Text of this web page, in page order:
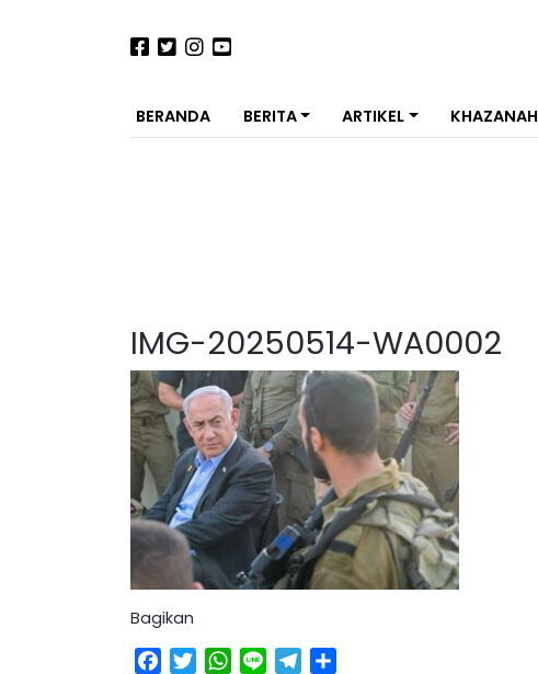
BERANDA BERITA ARTIKEL KHAZANAH
IMG-20250514-WA0002
Bagikan
Facebook
TwitterWhatsApp
Line Telegram